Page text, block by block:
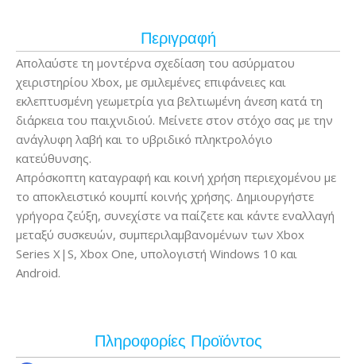
Περιγραφή
Απολαύστε τη μοντέρνα σχεδίαση του ασύρματου
χειριστηρίου Xbox, με σμιλεμένες επιφάνειες και
εκλεπτυσμένη γεωμετρία για βελτιωμένη άνεση κατά τη
διάρκεια του παιχνιδιού. Μείνετε στον στόχο σας με την
ανάγλυφη λαβή και το υβριδικό πληκτρολόγιο
κατεύθυνσης.
Απρόσκοπτη καταγραφή και κοινή χρήση περιεχομένου με
το αποκλειστικό κουμπί κοινής χρήσης. Δημιουργήστε
γρήγορα ζεύξη, συνεχίστε να παίζετε και κάντε εναλλαγή
μεταξύ συσκευών, συμπεριλαμβανομένων των Xbox
Series X|S, Xbox One, υπολογιστή Windows 10 και
Android.
Πληροφορίες Προϊόντος